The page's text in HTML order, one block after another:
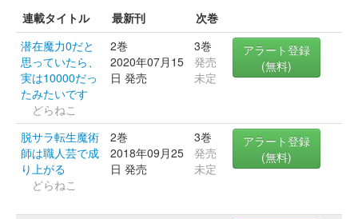
連載タイトル 最新刊
次巻
潜在魔力0だと
思っていたら、
実は10000だっ
たみたいです
どらねこ
2巻
2020年07月15
日 発売
3巻
発売
未定
アラート登録
(無料)
脱サラ転生魔術
師は職人芸で成
り上がる
どらねこ
2巻
2018年09月25
日 発売
3巻
発売
未定
アラート登録
(無料)